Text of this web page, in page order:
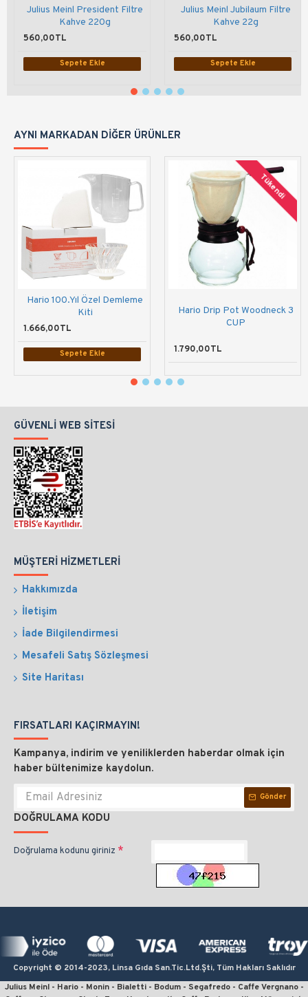
Julius Meinl President Filtre
Kahve 220g
560,00TL
Sepete Ekle
Julius Meinl Jubilaum Filtre
Kahve 22g
560,00TL
Sepete Ekle
AYNI MARKADAN DIĞER ÜRÜNLER
Hario 100.Yıl Özel Demleme
Kiti
1.666,00TL
Sepete Ekle
Tükendi
Hario Drip Pot Woodneck 3
CUP
1.790,00TL
GÜVENLI WEB SITESI
MÜŞTERI HIZMETLERI
Hakkımızda
İletişim
İade Bilgilendirmesi
Mesafeli Satış Sözleşmesi
Site Haritası
FIRSATLARI KAÇIRMAYIN!
Kampanya, indirim ve yeniliklerden haberdar olmak için
haber bültenimize kaydolun.
Gönder
DOĞRULAMA KODU
Doğrulama kodunu giriniz
Copyright © 2014-2023, Linsa Gıda San.Tic.Ltd.Şti, Tüm Hakları Saklıdır
Julius Meinl - Hario - Monin - Bialetti - Bodum - Segafredo - Caffe Vergnano -